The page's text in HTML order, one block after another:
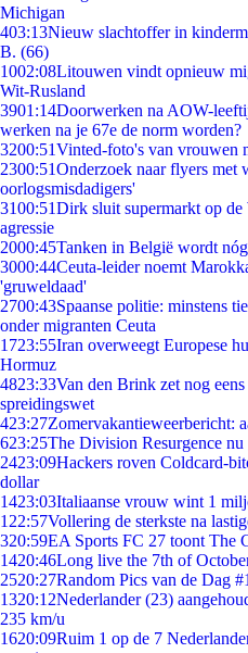
Michigan
403:13Nieuw slachtoffer in
B. (66)
1002:08Litouwen vindt opnieuw
Wit-Rusland
3901:14Doorwerken na AOW-
werken na je 67e de norm worden?
3200:51Vinted-foto's van vrouwen
2300:51Onderzoek naar flyers met
oorlogsmisdadigers'
3100:51Dirk sluit supermarkt op
agressie
2000:45Tanken in België wordt
3000:44Ceuta-leider noemt
'gruweldaad'
2700:43Spaanse politie: minstens
onder migranten Ceuta
1723:55Iran overweegt Europese
Hormuz
4823:33Van den Brink zet nog
spreidingswet
423:27Zomervakantieweerbericht:
623:25The Division Resurgence nu
2423:09Hackers roven Coldcard-
dollar
1423:03Italiaanse vrouw wint 1
1 22:57Vollering de sterkste na
320:59EA Sports FC 27 toont The
1420:46Long live the 7th of
2520:27Random Pics van de Dag
1320:12Nederlander (23)
235 km/u
1620:09Ruim 1 op de 7